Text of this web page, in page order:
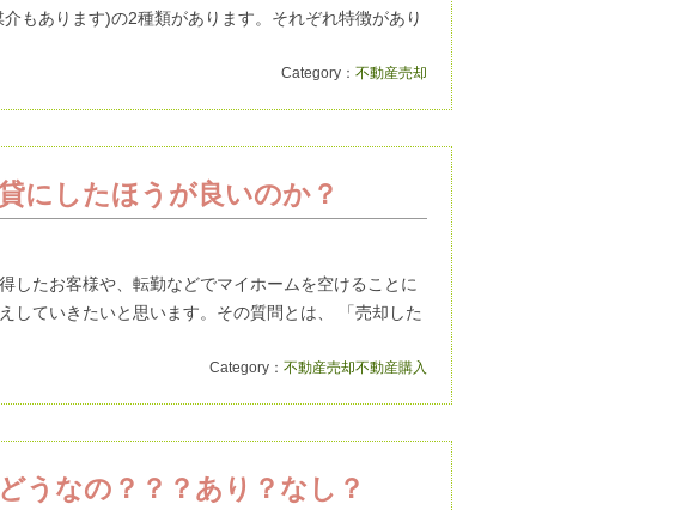
もあります)の2種類があります。それぞれ特徴があり
Category： 不動産売却
にしたほうが良いのか？
したお客様や、転勤などでマイホームを空けることに
していきたいと思います。その質問とは、 「売却した
Category： 不動産売却不動産購入
うなの？？？あり？なし？